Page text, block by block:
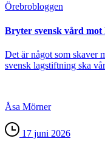
Örebro­bloggen
Bryter svensk vård mot
Det är något som skaver
svensk lagstiftning ska
Åsa Mörner
17 juni 2026